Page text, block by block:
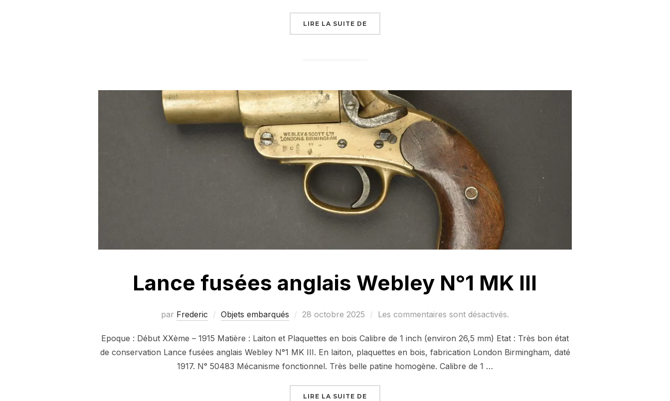
LIRE LA SUITE DE
Lance fusées anglais Webley N°1 MK III
par Frederic Objets embarqués
Publié
28 octobre 2025 Les commentaires sont désactivés.
Epoque : Début XXème – 1915 Matière : Laiton et Plaquettes en bois Calibre de 1 inch (environ 26,5 mm) Etat : Très bon état
de conservation Lance fusées anglais Webley N°1 MK III. En laiton, plaquettes en bois, fabrication London Birmingham, daté
1917. N° 50483 Mécanisme fonctionnel. Très belle patine homogène. Calibre de 1 …
LIRE LA SUITE DE